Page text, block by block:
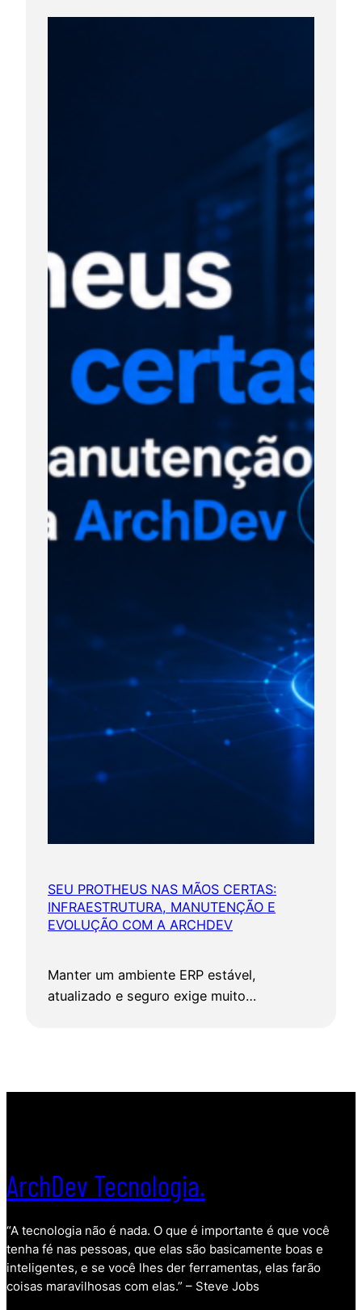
SEU PROTHEUS NAS MÃOS CERTAS:
INFRAESTRUTURA, MANUTENÇÃO E
EVOLUÇÃO COM A ARCHDEV
Manter um ambiente ERP estável,
atualizado e seguro exige muito…
ArchDev Tecnologia.
“A tecnologia não é nada. O que é importante é que você
tenha fé nas pessoas, que elas são basicamente boas e
inteligentes, e se você lhes der ferramentas, elas farão
coisas maravilhosas com elas.” – Steve Jobs